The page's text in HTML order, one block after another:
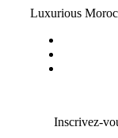
Luxurious
Inscrivez-